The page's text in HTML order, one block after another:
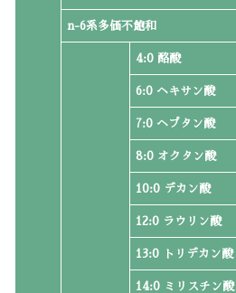
n-6系多価不飽和
4:0 酪酸
6:0 ヘキサン酸
7:0 ヘプタン酸
8:0 オクタン酸
10:0 デカン酸
12:0 ラウリン酸
13:0 トリデカン酸
14:0 ミリスチン酸